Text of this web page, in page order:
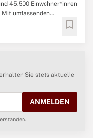
45.500 Einwohner*innen
umfassenden
bietet die Stadt Weinheim
bookmark
Sie stets aktuelle
ANMELDEN